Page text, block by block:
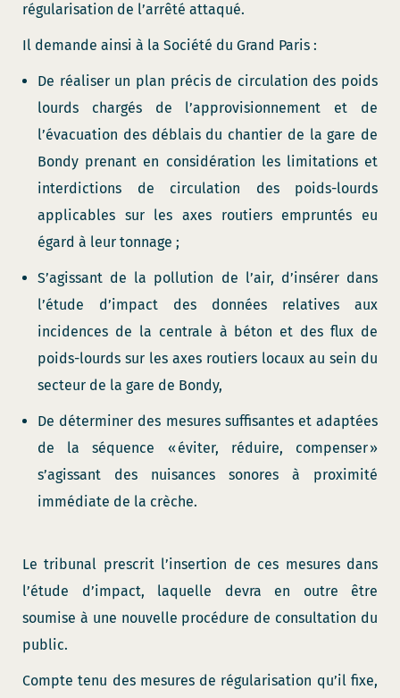
régularisation de l’arrêté attaqué.
Il demande ainsi à la Société du Grand Paris :
De réaliser un plan précis de circulation des poids
lourds chargés de l’approvisionnement et de
l’évacuation des déblais du chantier de la gare de
Bondy prenant en considération les limitations et
interdictions de circulation des poids-lourds
applicables sur les axes routiers empruntés eu
égard à leur tonnage ;
S’agissant de la pollution de l’air, d’insérer dans
l’étude d’impact des données relatives aux
incidences de la centrale à béton et des flux de
poids-lourds sur les axes routiers locaux au sein du
secteur de la gare de Bondy,
De déterminer des mesures suffisantes et adaptées
de la séquence « éviter, réduire, compenser »
s’agissant des nuisances sonores à proximité
immédiate de la crèche.
Le tribunal prescrit l’insertion de ces mesures dans
l’étude d’impact, laquelle devra en outre être
soumise à une nouvelle procédure de consultation du
public.
Compte tenu des mesures de régularisation qu’il fixe,